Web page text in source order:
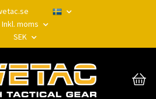
Inkl. moms
SEK